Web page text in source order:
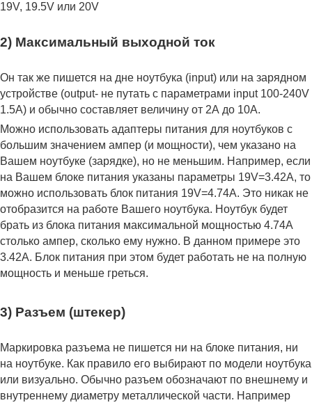
19V, 19.5V или 20V
2) Максимальный выходной ток
Он так же пишется на дне ноутбука (input) или на зарядном
устройстве (output- не путать с параметрами input 100-240V
1.5A) и обычно составляет величину от 2А до 10A.
Можно использовать адаптеры питания для ноутбуков с
большим значением ампер (и мощности), чем указано на
Вашем ноутбуке (зарядке), но не меньшим. Например, если
на Вашем блоке питания указаны параметры 19V=3.42A, то
можно использовать блок питания 19V=4.74A. Это никак не
отобразится на работе Вашего ноутбука. Ноутбук будет
брать из блока питания максимальной мощностью 4.74А
столько ампер, сколько ему нужно. В данном примере это
3.42А. Блок питания при этом будет работать не на полную
мощность и меньше греться.
3) Разъем (штекер)
Маркировка разъема не пишется ни на блоке питания, ни
на ноутбуке. Как правило его выбирают по модели ноутбука
или визуально. Обычно разъем обозначают по внешнему и
внутреннему диаметру металлической части. Например